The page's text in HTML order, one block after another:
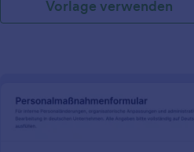
Vorlage verwenden